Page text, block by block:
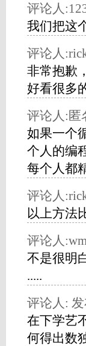
评论人
我们把这
评论人
非常抱歉
好看很多
评论人:匿
如果一个
个人的编
每个人都
评论人
以上方法
评论人
不是很明
.....
评论人:
在下学艺
何得出数